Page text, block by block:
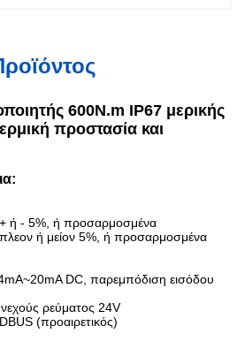
600N.m IP67 μερικής
προστασία και
ή - 5%, ή προσαρμοσμένα
ή μείον 5%, ή προσαρμοσμένα
DC, παρεμπόδιση εισόδου
ρεύματος 24V
(προαιρετικός)